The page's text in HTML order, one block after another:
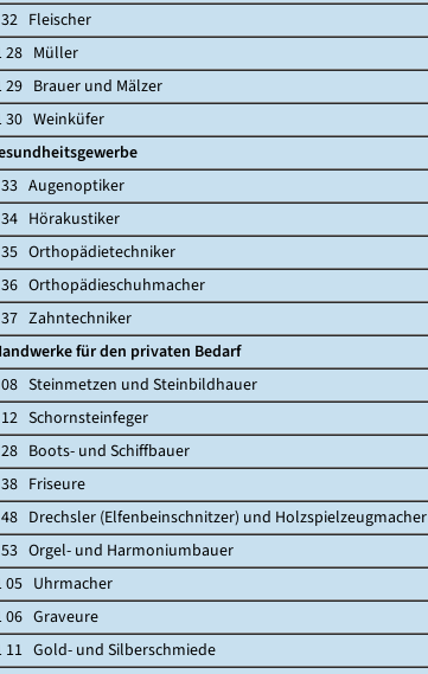
Fleischer
Müller
Brauer und Mälzer
Weinküfer
Augenoptiker
Hörakustiker
Orthopädietechniker
Orthopädieschuhmacher
Zahntechniker
für den privaten Bedarf
Steinmetzen und Steinbildhauer
Schornsteinfeger
Boots- und Schiffbauer
Friseure
(Elfenbeinschnitzer) und Holzspielzeugmacher
Orgel- und Harmoniumbauer
Uhrmacher
Graveure
Gold- und Silberschmiede